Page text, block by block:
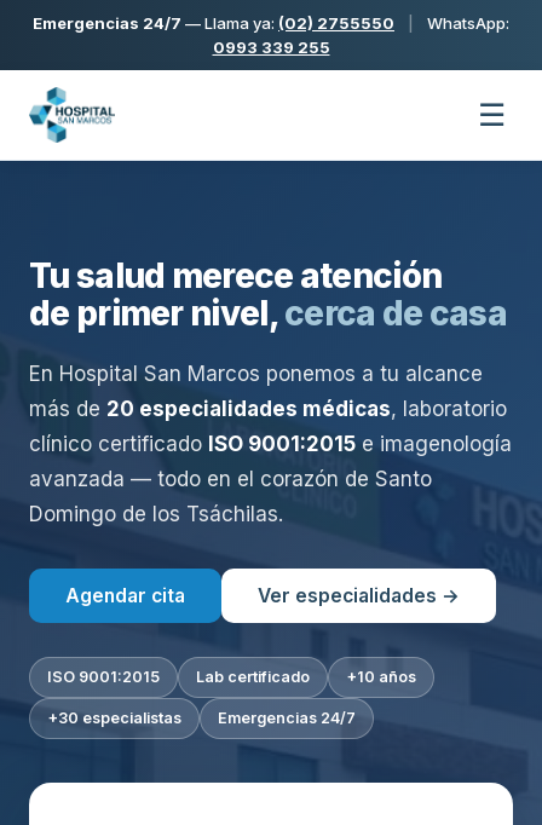
Emergencias 24/7 — Llama ya: (02) 2755550
WhatsApp:
0993 339 255
Tu salud merece atención
de primer nivel,cerca de casa
En Hospital San Marcos ponemos a tu alcance
más de 20 especialidades médicas, laboratorio
clínico certificado ISO 9001:2015 e imagenología
avanzada — todo en el corazón de Santo
Domingo de los Tsáchilas.
Agendar cita Ver especialidades →
ISO 9001:2015 Lab certificado +10 años
+30 especialistas Emergencias 24/7